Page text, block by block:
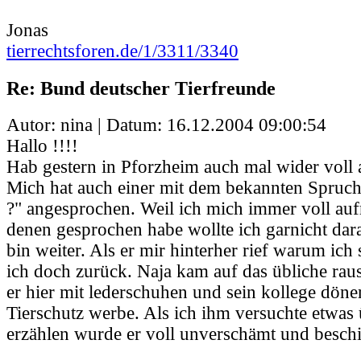
Jonas
tierrechtsforen.de/1/3311/3340
Re: Bund deutscher Tierfreunde
Autor: nina | Datum: 16.12.2004 09:00:54
Hallo !!!!
Hab gestern in Pforzheim auch mal wider voll
Mich hat auch einer mit dem bekannten
?" angesprochen. Weil ich mich immer voll
denen gesprochen habe wollte ich garnicht
bin weiter. Als er mir hinterher rief warum ich
ich doch zurück. Naja kam auf das übliche
er hier mit lederschuhen und sein kollege
Tierschutz werbe. Als ich ihm versuchte etwas
erzählen wurde er voll unverschämt und